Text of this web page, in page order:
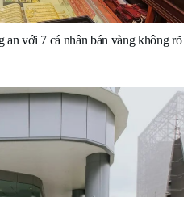
an với 7 cá nhân bán vàng không rõ